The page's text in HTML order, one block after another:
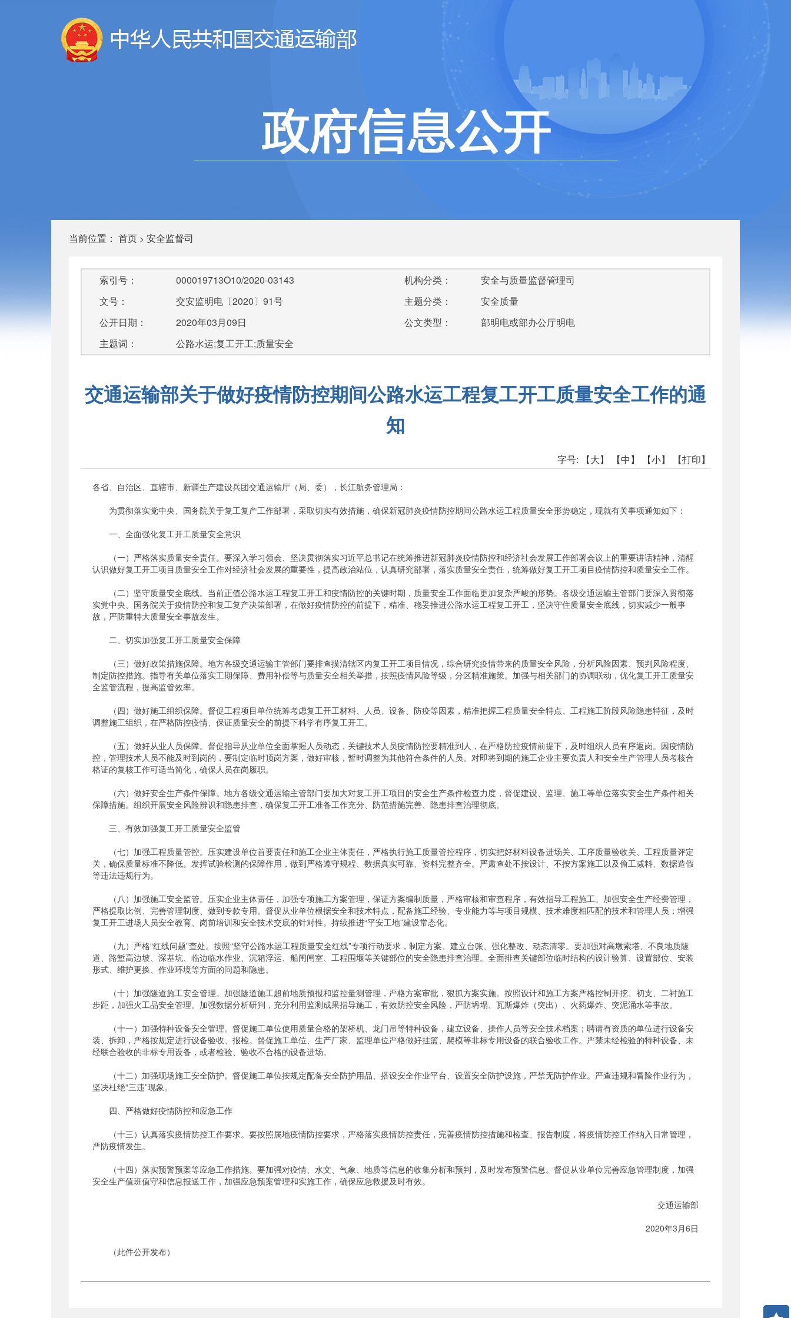
当前位置： 首页 > 安全监督司
索引号：
000019713O10/2020-03143
文号：
交安监明电〔2020〕91号
公开日期：
2020年03月09日
主题词：
公路水运;复工开工;质量安全
机构分类：
安全与质量监督管理司
主题分类：
安全质量
公文类型：
部明电或部办公厅明电
交通运输部关于做好疫情防控期间公路水运工程复工开工质量安全工作的通
知
字号: 【大】 【中】 【小】 【打印】
各省、自治区、直辖市、新疆生产建设兵团交通运输厅（局、委），长江航务管理局：
为贯彻落实党中央、国务院关于复工复产工作部署，采取切实有效措施，确保新冠肺炎疫情防控期间公路水运工程质量安全形势稳定，现就有关事项通知如下：
一、全面强化复工开工质量安全意识
（一）严格落实质量安全责任。要深入学习领会、坚决贯彻落实习近平总书记在统筹推进新冠肺炎疫情防控和经济社会发展工作部署会议上的重要讲话精神，清醒
认识做好复工开工项目质量安全工作对经济社会发展的重要性，提高政治站位，认真研究部署，落实质量安全责任，统筹做好复工开工项目疫情防控和质量安全工作。
（二）坚守质量安全底线。当前正值公路水运工程复工开工和疫情防控的关键时期，质量安全工作面临更加复杂严峻的形势。各级交通运输主管部门要深入贯彻落
实党中央、国务院关于疫情防控和复工复产决策部署，在做好疫情防控的前提下，精准、稳妥推进公路水运工程复工开工，坚决守住质量安全底线，切实减少一般事
故，严防重特大质量安全事故发生。
二、切实加强复工开工质量安全保障
（三）做好政策措施保障。地方各级交通运输主管部门要排查摸清辖区内复工开工项目情况，综合研究疫情带来的质量安全风险，分析风险因素、预判风险程度、
制定防控措施。指导有关单位落实工期保障、费用补偿等与质量安全相关举措，按照疫情风险等级，分区精准施策。加强与相关部门的协调联动，优化复工开工质量安
全监管流程，提高监管效率。
（四）做好施工组织保障。督促工程项目单位统筹考虑复工开工材料、人员、设备、防疫等因素，精准把握工程质量安全特点、工程施工阶段风险隐患特征，及时
调整施工组织，在严格防控疫情、保证质量安全的前提下科学有序复工开工。
（五）做好从业人员保障。督促指导从业单位全面掌握人员动态，关键技术人员疫情防控要精准到人，在严格防控疫情前提下，及时组织人员有序返岗。因疫情防
控，管理技术人员不能及时到岗的，要制定临时顶岗方案，做好审核，暂时调整为其他符合条件的人员。对即将到期的施工企业主要负责人和安全生产管理人员考核合
格证的复核工作可适当简化，确保人员在岗履职。
（六）做好安全生产条件保障。地方各级交通运输主管部门要加大对复工开工项目的安全生产条件检查力度，督促建设、监理、施工等单位落实安全生产条件相关
保障措施。组织开展安全风险辨识和隐患排查，确保复工开工准备工作充分、防范措施完善、隐患排查治理彻底。
三、有效加强复工开工质量安全监管
（七）加强工程质量管控。压实建设单位首要责任和施工企业主体责任，严格执行施工质量管控程序，切实把好材料设备进场关、工序质量验收关、工程质量评定
关，确保质量标准不降低。发挥试验检测的保障作用，做到严格遵守规程、数据真实可靠、资料完整齐全。严肃查处不按设计、不按方案施工以及偷工减料、数据造假
等违法违规行为。
（八）加强施工安全监管。压实企业主体责任，加强专项施工方案管理，保证方案编制质量，严格审核和审查程序，有效指导工程施工。加强安全生产经费管理，
严格提取比例、完善管理制度、做到专款专用。督促从业单位根据安全和技术特点，配备施工经验、专业能力等与项目规模、技术难度相匹配的技术和管理人员；增强
复工开工进场人员安全教育、岗前培训和安全技术交底的针对性。持续推进“平安工地”建设常态化。
（九）严格“红线问题”查处。按照“坚守公路水运工程质量安全红线”专项行动要求，制定方案、建立台账、强化整改、动态清零。要加强对高墩索塔、不良地质隧
道、路堑高边坡、深基坑、临边临水作业、沉箱浮运、船闸闸室、工程围堰等关键部位的安全隐患排查治理。全面排查关键部位临时结构的设计验算、设置部位、安装
形式、维护更换、作业环境等方面的问题和隐患。
（十）加强隧道施工安全管理。加强隧道施工超前地质预报和监控量测管理，严格方案审批，狠抓方案实施。按照设计和施工方案严格控制开挖、初支、二衬施工
步距，加强火工品安全管理。加强数据分析研判，充分利用监测成果指导施工，有效防控安全风险，严防坍塌、瓦斯爆炸（突出）、火药爆炸、突泥涌水等事故。
（十一）加强特种设备安全管理。督促施工单位使用质量合格的架桥机、龙门吊等特种设备，建立设备、操作人员等安全技术档案；聘请有资质的单位进行设备安
装、拆卸，严格按规定进行设备验收、报检。督促施工单位、生产厂家、监理单位严格做好挂篮、爬模等非标专用设备的联合验收工作。严禁未经检验的特种设备、未
经联合验收的非标专用设备，或者检验、验收不合格的设备进场。
（十二）加强现场施工安全防护。督促施工单位按规定配备安全防护用品、搭设安全作业平台、设置安全防护设施，严禁无防护作业。严查违规和冒险作业行为，
坚决杜绝“三违”现象。
四、严格做好疫情防控和应急工作
（十三）认真落实疫情防控工作要求。要按照属地疫情防控要求，严格落实疫情防控责任，完善疫情防控措施和检查、报告制度，将疫情防控工作纳入日常管理，
严防疫情发生。
（十四）落实预警预案等应急工作措施。要加强对疫情、水文、气象、地质等信息的收集分析和预判，及时发布预警信息。督促从业单位完善应急管理制度，加强
安全生产值班值守和信息报送工作，加强应急预案管理和实施工作，确保应急救援及时有效。
交通运输部
2020年3月6日
（此件公开发布）